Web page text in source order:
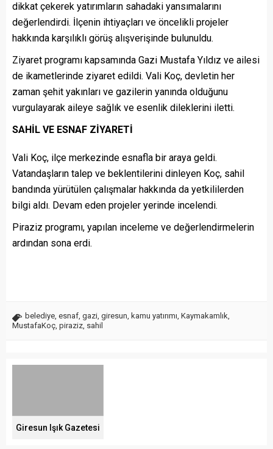
dikkat çekerek yatırımların sahadaki yansımalarını
değerlendirdi. İlçenin ihtiyaçları ve öncelikli projeler
hakkında karşılıklı görüş alışverişinde bulunuldu.
Ziyaret programı kapsamında Gazi Mustafa Yıldız ve ailesi
de ikametlerinde ziyaret edildi. Vali Koç, devletin her
zaman şehit yakınları ve gazilerin yanında olduğunu
vurgulayarak aileye sağlık ve esenlik dileklerini iletti.
SAHİL VE ESNAF ZİYARETİ
Vali Koç, ilçe merkezinde esnafla bir araya geldi.
Vatandaşların talep ve beklentilerini dinleyen Koç, sahil
bandında yürütülen çalışmalar hakkında da yetkililerden
bilgi aldı. Devam eden projeler yerinde incelendi.
Piraziz programı, yapılan inceleme ve değerlendirmelerin
ardından sona erdi.
belediye esnaf gazi giresun kamu yatırımı Kaymakamlık
MustafaKoç piraziz sahil
Giresun Işık Gazetesi